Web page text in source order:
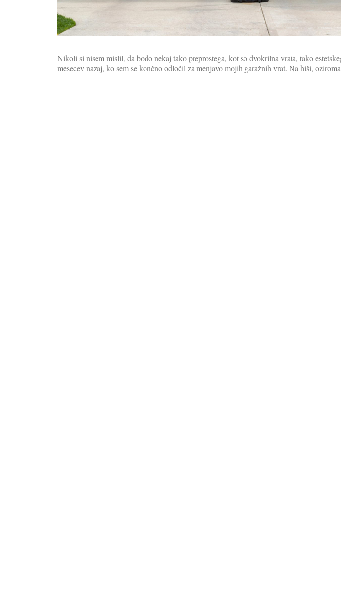
Nikoli si nisem mislil, da bodo nekaj tako preprostega, kot so dvokrilna vrata, tako
mesecev nazaj, ko sem se končno odločil za menjavo mojih garažnih vrat. Na hiši,